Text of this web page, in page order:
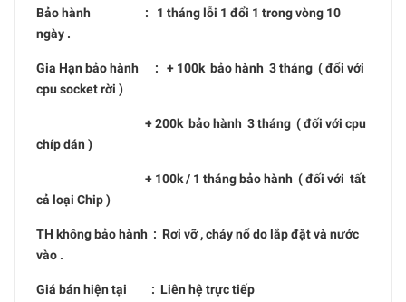
Bảo hành : 1 tháng lỗi 1 đổi 1 trong vòng 10
ngày .
Gia Hạn bảo hành : + 100k bảo hành 3 tháng ( đổi với
cpu socket rời )
+ 200k bảo hành 3 tháng ( đối với cpu
chíp dán )
+ 100k / 1 tháng bảo hành ( đối với tất
cả loại Chip )
TH không bảo hành : Rơi vỡ , cháy nổ do lắp đặt và nước
vào .
Giá bán hiện tại : Liên hệ trực tiếp